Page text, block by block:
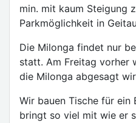
min. mit kaum Steigung
Parkmöglichkeit in
Die Milonga findet nur
statt. Am Freitag vorher
die Milonga abgesagt
Wir bauen Tische für
bringt so viel mit wie er